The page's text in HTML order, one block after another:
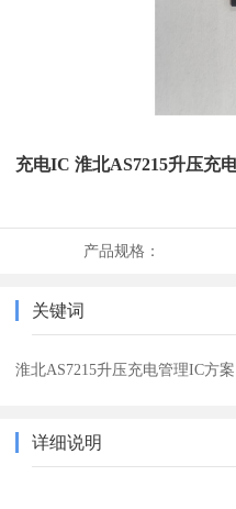
充电IC 淮北AS7215升压充
产品规格：
关键词
淮北AS7215升压充电管理IC方案
详细说明